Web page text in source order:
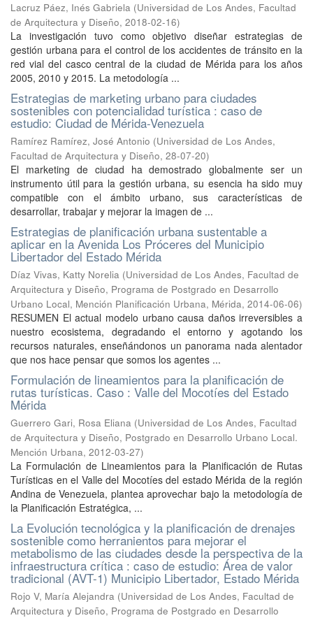
Lacruz Páez, Inés Gabriela (Universidad de Los Andes, Facultad
de Arquitectura y Diseño, 2018-02-16)
La investigación tuvo como objetivo diseñar estrategias de
gestión urbana para el control de los accidentes de tránsito en la
red vial del casco central de la ciudad de Mérida para los años
2005, 2010 y 2015. La metodología ...
Estrategias de marketing urbano para ciudades
sostenibles con potencialidad turística : caso de
estudio: Ciudad de Mérida-Venezuela
Ramírez Ramírez, José Antonio (Universidad de Los Andes,
Facultad de Arquitectura y Diseño, 28-07-20)
El marketing de ciudad ha demostrado globalmente ser un
instrumento útil para la gestión urbana, su esencia ha sido muy
compatible con el ámbito urbano, sus características de
desarrollar, trabajar y mejorar la imagen de ...
Estrategias de planificación urbana sustentable a
aplicar en la Avenida Los Próceres del Municipio
Libertador del Estado Mérida
Díaz Vivas, Katty Norelia (Universidad de Los Andes, Facultad de
Arquitectura y Diseño, Programa de Postgrado en Desarrollo
Urbano Local, Mención Planificación Urbana, Mérida, 2014-06-06)
RESUMEN El actual modelo urbano causa daños irreversibles a
nuestro ecosistema, degradando el entorno y agotando los
recursos naturales, enseñándonos un panorama nada alentador
que nos hace pensar que somos los agentes ...
Formulación de lineamientos para la planificación de
rutas turísticas. Caso : Valle del Mocotíes del Estado
Mérida
Guerrero Gari, Rosa Eliana (Universidad de Los Andes, Facultad
de Arquitectura y Diseño, Postgrado en Desarrollo Urbano Local.
Mención Urbana, 2012-03-27)
La Formulación de Lineamientos para la Planificación de Rutas
Turísticas en el Valle del Mocotíes del estado Mérida de la región
Andina de Venezuela, plantea aprovechar bajo la metodología de
la Planificación Estratégica, ...
La Evolución tecnológica y la planificación de drenajes
sostenible como herranientos para mejorar el
metabolismo de las ciudades desde la perspectiva de la
infraestructura crítica : caso de estudio: Área de valor
tradicional (AVT-1) Municipio Libertador, Estado Mérida
Rojo V, María Alejandra (Universidad de Los Andes, Facultad de
Arquitectura y Diseño, Programa de Postgrado en Desarrollo